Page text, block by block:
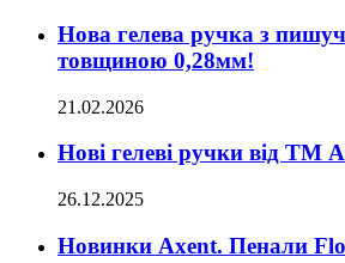
Нова гелева ручка з
товщиною 0,28мм!
21.02.2026
Нові гелеві ручки від ТМ
26.12.2025
Новинки Axent. Пенали